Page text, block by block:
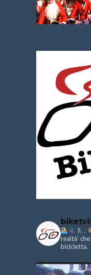
.
realtà’
bicicletta.